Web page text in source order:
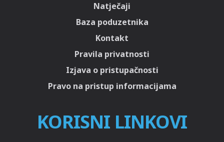
Natječaji
Baza poduzetnika
Kontakt
Pravila privatnosti
Izjava o pristupačnosti
Pravo na pristup informacijama
KORISNI LINKOVI